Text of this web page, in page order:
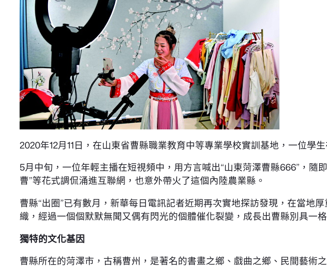
2020年12月11日，在山東省曹縣職業教育中等專業學校實訓基地，一位學
5月中旬，一位年輕主播在短視頻中，用方言喊出“山東菏澤曹縣666”，隨
曹”等花式調侃涌進互聯網，也意外帶火了這個內陸農業縣。
曹縣“出圈”已有數月，新華每日電訊記者近期再次實地探訪發現，在當地
織，經過一個個默默無聞又偶有閃光的個體催化裂變，成長出曹縣別具一格
獨特的文化基因
曹縣所在的菏澤市，古稱曹州，是著名的書畫之鄉、戲曲之鄉、民間藝術